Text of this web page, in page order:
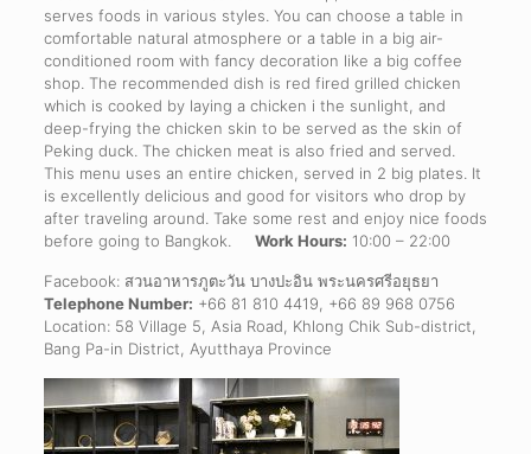
serves foods in various styles. You can choose a table in
comfortable natural atmosphere or a table in a big air-
conditioned room with fancy decoration like a big coffee
shop. The recommended dish is red fired grilled chicken
which is cooked by laying a chicken i the sunlight, and
deep-frying the chicken skin to be served as the skin of
Peking duck. The chicken meat is also fried and served.
This menu uses an entire chicken, served in 2 big plates. It
is excellently delicious and good for visitors who drop by
after traveling around. Take some rest and enjoy nice foods
before going to Bangkok. Work Hours: 10:00 – 22:00
Facebook: สวนอาหารภูตะวัน บางปะอิน พระนครศรีอยุธยา
Telephone Number: +66 81 810 4419, +66 89 968 0756
Location: 58 Village 5, Asia Road, Khlong Chik Sub-district,
Bang Pa-in District, Ayutthaya Province